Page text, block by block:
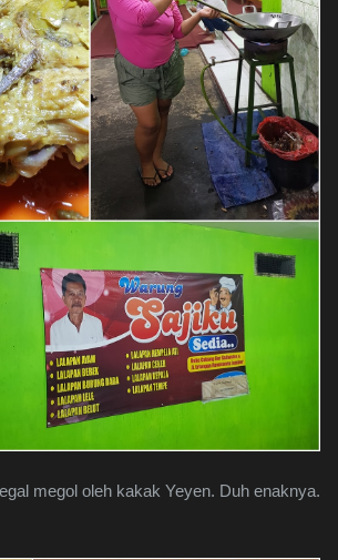
megol oleh kakak Yeyen. Duh enaknya.